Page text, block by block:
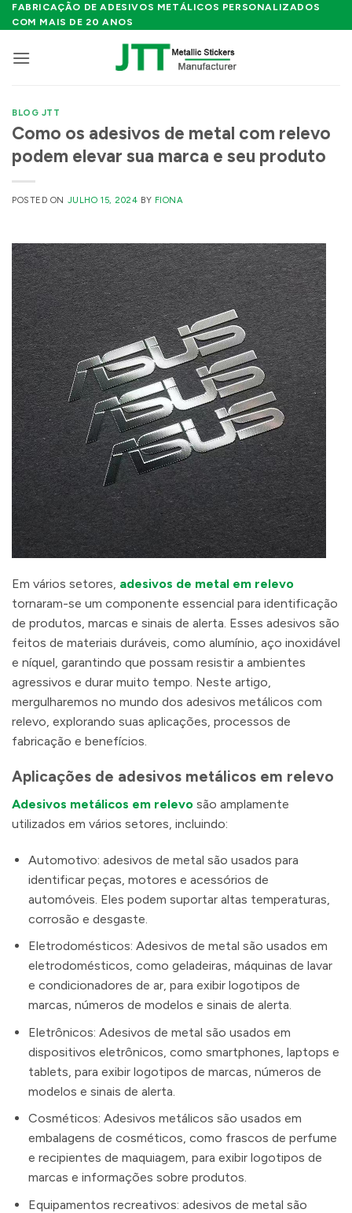
Skip
to
FABRICAÇÃO DE ADESIVOS METÁLICOS PERSONALIZADOS
COM MAIS DE 20 ANOS
BLOG JTT
Como os adesivos de metal com relevo
podem elevar sua marca e seu produto
POSTED ON JULHO 15, 2024 BY FIONA
Em vários setores, adesivos de metal em relevo
tornaram-se um componente essencial para identificação
de produtos, marcas e sinais de alerta. Esses adesivos são
feitos de materiais duráveis, como alumínio, aço inoxidável
e níquel, garantindo que possam resistir a ambientes
agressivos e durar muito tempo. Neste artigo,
mergulharemos no mundo dos adesivos metálicos com
relevo, explorando suas aplicações, processos de
fabricação e benefícios.
Aplicações de adesivos metálicos em relevo
Adesivos metálicos em relevo são amplamente
utilizados em vários setores, incluindo:
Automotivo: adesivos de metal são usados ​​para
identificar peças, motores e acessórios de
automóveis. Eles podem suportar altas temperaturas,
corrosão e desgaste.
Eletrodomésticos: Adesivos de metal são usados ​​em
eletrodomésticos, como geladeiras, máquinas de lavar
e condicionadores de ar, para exibir logotipos de
marcas, números de modelos e sinais de alerta.
Eletrônicos: Adesivos de metal são usados ​​em
dispositivos eletrônicos, como smartphones, laptops e
tablets, para exibir logotipos de marcas, números de
modelos e sinais de alerta.
Cosméticos: Adesivos metálicos são usados ​​em
embalagens de cosméticos, como frascos de perfume
e recipientes de maquiagem, para exibir logotipos de
marcas e informações sobre produtos.
Equipamentos recreativos: adesivos de metal são